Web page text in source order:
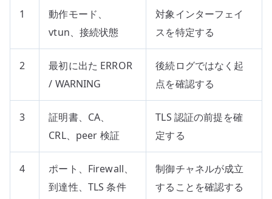
1
動作モード、
vtun、接続状態
対象インターフェイ
スを特定する
2
最初に出た ERROR
/ WARNING
後続ログではなく起
点を確認する
3
証明書、CA、
CRL、peer 検証
TLS 認証の前提を確
定する
4
ポート、Firewall、
到達性、TLS 条件
制御チャネルが成立
することを確認する